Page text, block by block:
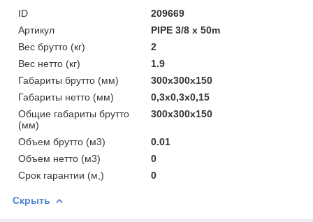
ID
209669
Артикул
PIPE 3/8 x 50m
Вес брутто (кг)
2
Вес нетто (кг)
1.9
Габариты брутто (мм)
300x300x150
Габариты нетто (мм)
0,3x0,3x0,15
Общие габариты брутто
(мм)
300x300x150
Объем брутто (м3)
0.01
Объем нетто (м3)
0
Срок гарантии (м,)
0
Скрыть